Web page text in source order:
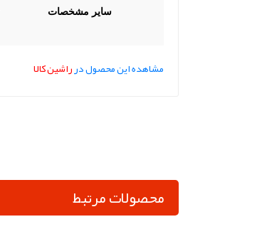
سایر مشخصات
مشاهده این محصول درراشین کالا
محصولات مرتبط